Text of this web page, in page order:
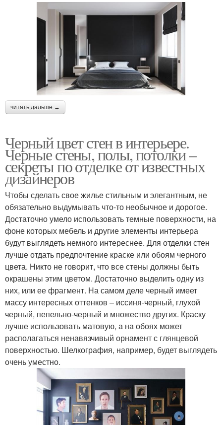
читать дальше →
Черный цвет стен в интерьере.
Черные стены, полы, потолки –
секреты по отделке от известных
дизайнеров
Чтобы сделать свое жилье стильным и элегантным, не
обязательно выдумывать что-то необычное и дорогое.
Достаточно умело использовать темные поверхности, на
фоне которых мебель и другие элементы интерьера
будут выглядеть немного интереснее. Для отделки стен
лучше отдать предпочтение краске или обоям черного
цвета. Никто не говорит, что все стены должны быть
окрашены этим цветом. Достаточно выделить одну из
них, или ее фрагмент. На самом деле черный имеет
массу интересных оттенков – иссиня-черный, глухой
черный, пепельно-черный и множество других. Краску
лучше использовать матовую, а на обоях может
располагаться ненавязчивый орнамент с глянцевой
поверхностью. Шелкография, например, будет выглядеть
очень уместно.